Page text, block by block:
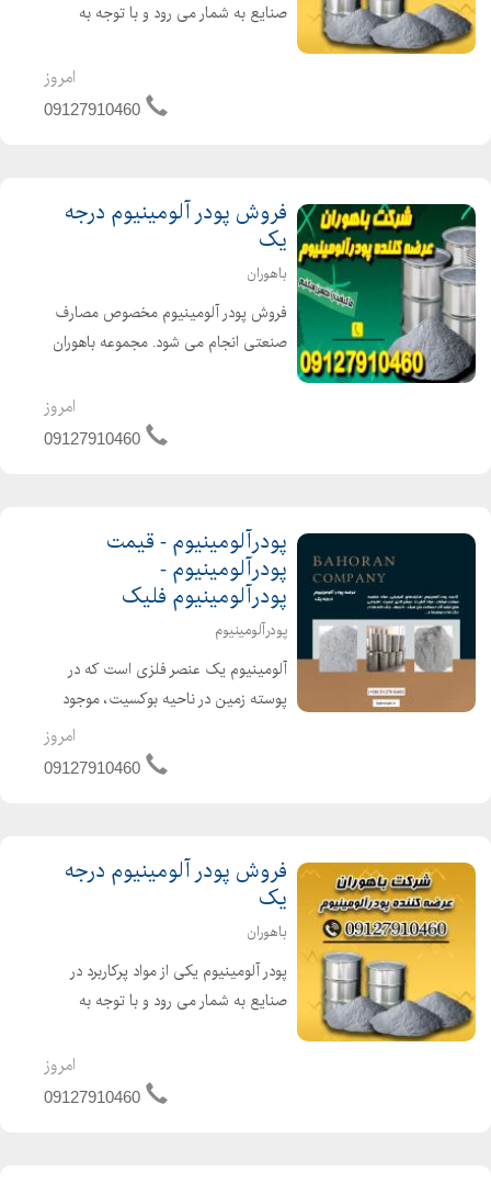
صنایع به شمار می رود و با توجه به
ماده مهم به شمار می رود. آلومینیوم
فلزی سبک ، نرم ، مقاوم در برابر خوردگی
امروز
09127910460
فروش پودر آلومینیوم درجه
یک
باهوران
فروش پودر آلومینیوم مخصوص مصارف
صنعتی انجام می شود. مجموعه باهوران
بیشتر با شماره های زیر تماس بگیرید.
امروز
09127910460
پودرآلومینیوم - قیمت
پودرآلومینیوم -
پودرآلومینیوم فلیک
پودرآلومینیوم
آلومینیوم یک عنصر فلزی است که در
پوسته زمین در ناحیه بوکسیت، موجود
است آلومینیوم از بوکسیت استخراج می
شود و با استفاده از فرآیند شیمیایی)
امروز
09127910460
فروش پودر آلومینیوم درجه
یک
باهوران
پودر آلومینیوم یکی از مواد پرکاربرد در
صنایع به شمار می رود و با توجه به
ماده مهم به شمار می رود.پودرآلومینیوم
عموماً به سه حالت فلیک، کروی و
امروز
09127910460